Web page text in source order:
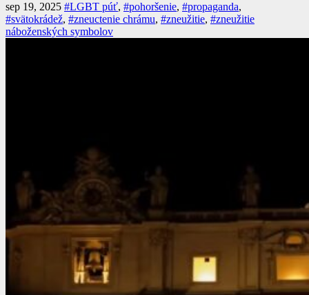
sep 19, 2025 #LGBT púť, #pohoršenie, #propaganda,
#svätokrádež, #zneuctenie chrámu, #zneužitie, #zneužitie
náboženských symbolov